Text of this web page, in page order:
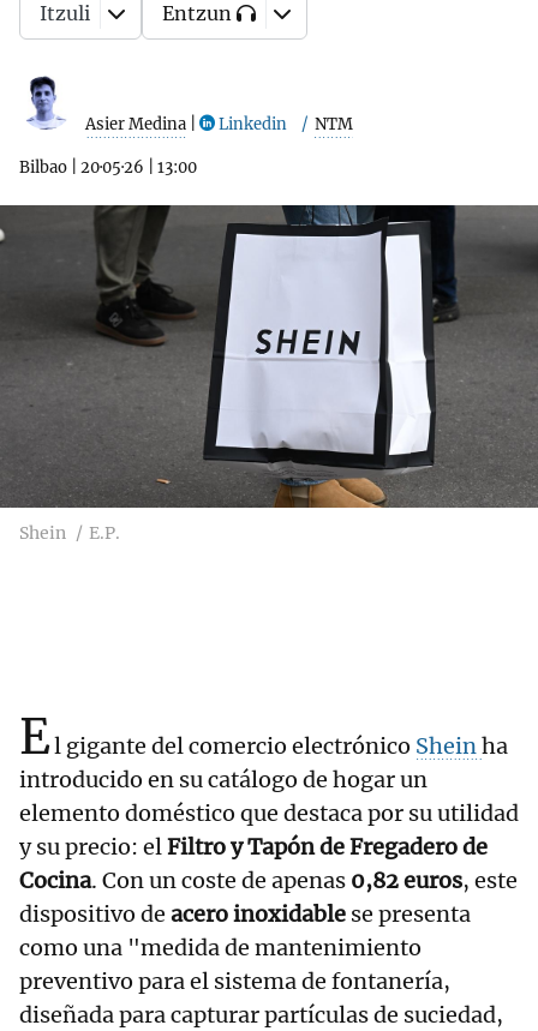
Asier Medina Linkedin NTM
Bilbao 20·05·26 13:00
Itzuli Entzun
Shein E.P.
El gigante del comercio electrónico Sheinha
introducido en su catálogo de hogar un
elemento doméstico que destaca por su utilidad
y su precio: elFiltro y Tapón de Fregadero de
Cocina. Con un coste de apenas 0,82 euros, este
dispositivo de acero inoxidable se presenta
como una "medida de mantenimiento
preventivo para el sistema de fontanería,
diseñada para capturar partículas de suciedad,